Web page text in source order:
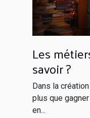
Les
savoir ?
Dans la
plus que
en...